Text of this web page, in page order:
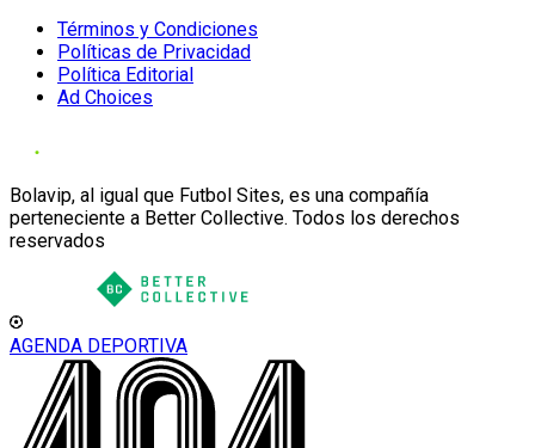
Términos y Condiciones
Políticas de Privacidad
Política Editorial
Ad Choices
Bolavip, al igual que Futbol Sites, es una compañía
perteneciente a Better Collective. Todos los derechos
reservados
AGENDA DEPORTIVA